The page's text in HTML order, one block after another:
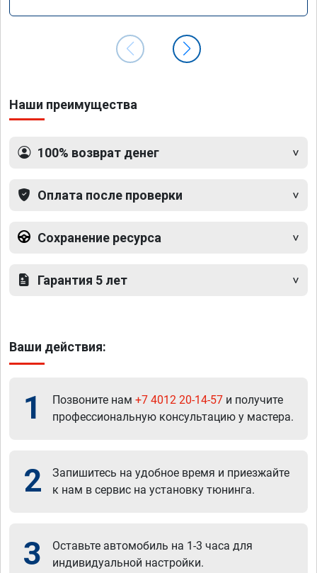
Наши преимущества
100% возврат денег
Оплата после проверки
Сохранение ресурса
Гарантия 5 лет
Ваши действия:
1 Позвоните нам +7 4012 20-14-57 и получите
профессиональную консультацию у мастера.
2
Запишитесь на удобное время и приезжайте
к нам в сервис на установку тюнинга.
3
Оставьте автомобиль на 1-3 часа для
индивидуальной настройки.